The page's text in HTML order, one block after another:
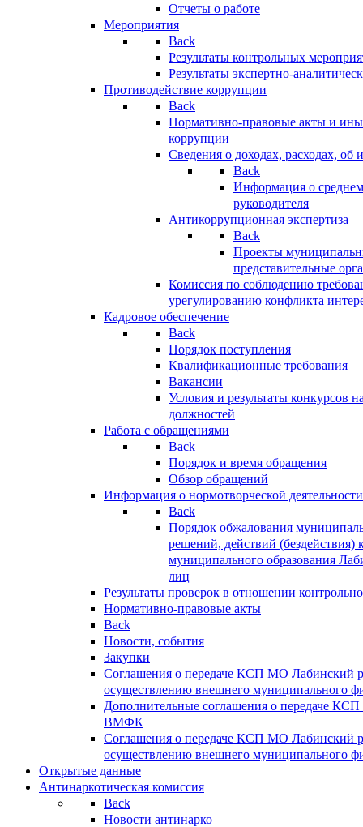
Отчеты о работе
Мероприятия
Back
Результаты контрольных
Результаты экспертно-
Противодействие коррупции
Back
Нормативно-правовые акты и
коррупции
Сведения о доходах, расходах, об
Back
Информация о
руководителя
Антикоррупционная экспертиза
Back
Проекты
представительные
Комиссия по соблюдению
урегулированию конфликта
Кадровое обеспечение
Back
Порядок поступления
Квалификационные требования
Вакансии
Условия и результаты конкурсов
должностей
Работа с обращениями
Back
Порядок и время обращения
Обзор обращений
Информация о нормотворческой деятельности
Back
Порядок обжалования
решений, действий (бездействия)
муниципального образования
лиц
Результаты проверок в отношении
Нормативно-правовые акты
Back
Новости, события
Закупки
Соглашения о передаче КСП МО Лабинский
осуществлению внешнего муниципального
Дополнительные соглашения о передаче
ВМФК
Соглашения о передаче КСП МО Лабинский
осуществлению внешнего муниципального
Открытые данные
Антинаркотическая комиссия
Back
Новости антинарко